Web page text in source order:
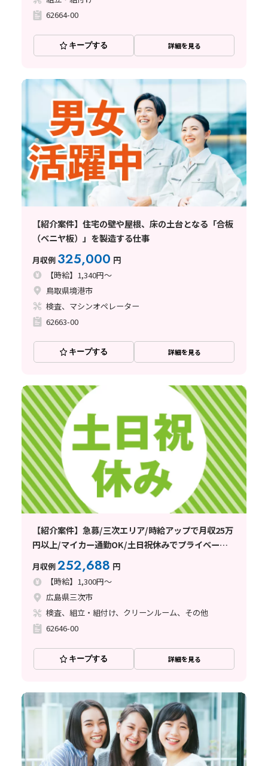
62664-00
キープする 詳細を見る
【紹介案件】住宅の壁や屋根、床の土台となる「合板
（ベニヤ板）」を製造する仕事
月収例 325,000 円
【時給】1,340円～
鳥取県境港市
検査、マシンオペレーター
62663-00
キープする 詳細を見る
【紹介案件】急募/三次エリア/時給アップで月収25万
円以上/マイカー通勤OK/土日祝休みでプライベート
との両立◎
月収例252,688 円
【時給】1,300円～
広島県三次市
検査、組立・組付け、クリーンルーム、その他
62646-00
キープする 詳細を見る